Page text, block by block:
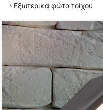
Εξωτερικά φώτα τοίχου
Μετάβαση
στο
τέλος
της
συλλογής
εικόνων